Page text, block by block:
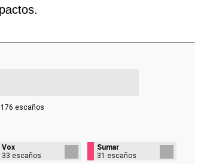
176 escaños
Vox
33 escaños
Sumar
31 escaños